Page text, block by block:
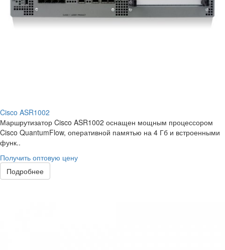
Cisco ASR1002
Маршрутизатор Cisco ASR1002 оснащен мощным процессором
Cisco QuantumFlow, оперативной памятью на 4 Гб и встроенными
функ..
Получить оптовую цену
Подробнее